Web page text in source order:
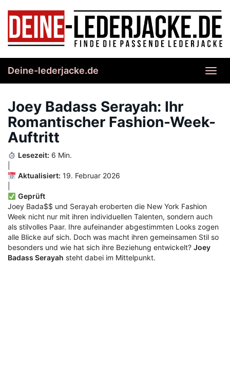
content
Deine-lederjacke.de
Joey Badass Serayah: Ihr
Romantischer Fashion-Week-
Auftritt
Lesezeit: 6 Min.
Aktualisiert: 19. Februar 2026
Geprüft
Joey Bada$$ und Serayah eroberten die New York Fashion
Week nicht nur mit ihren individuellen Talenten, sondern auch
als stilvolles Paar. Ihre aufeinander abgestimmten Looks zogen
alle Blicke auf sich. Doch was macht ihren gemeinsamen Stil so
besonders und wie hat sich ihre Beziehung entwickelt? Joey
Badass Serayah steht dabei im Mittelpunkt.